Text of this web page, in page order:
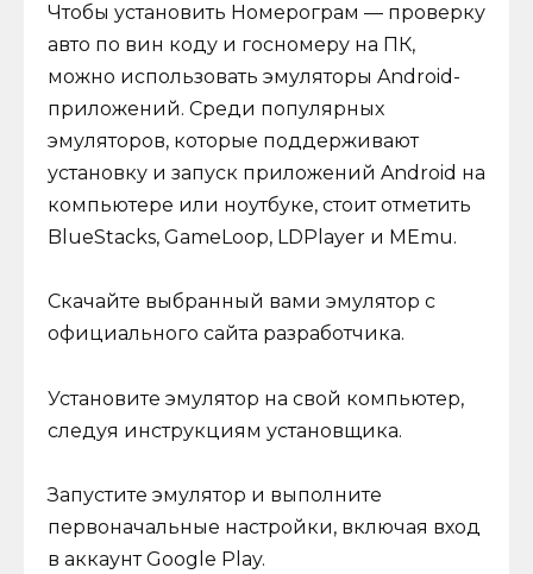
Чтобы установить Номерограм — проверку
авто по вин коду и госномеру на ПК,
можно использовать эмуляторы Android-
приложений. Среди популярных
эмуляторов, которые поддерживают
установку и запуск приложений Android на
компьютере или ноутбуке, стоит отметить
BlueStacks, GameLoop, LDPlayer и MEmu.
Скачайте выбранный вами эмулятор с
официального сайта разработчика.
Установите эмулятор на свой компьютер,
следуя инструкциям установщика.
Запустите эмулятор и выполните
первоначальные настройки, включая вход
в аккаунт Google Play.